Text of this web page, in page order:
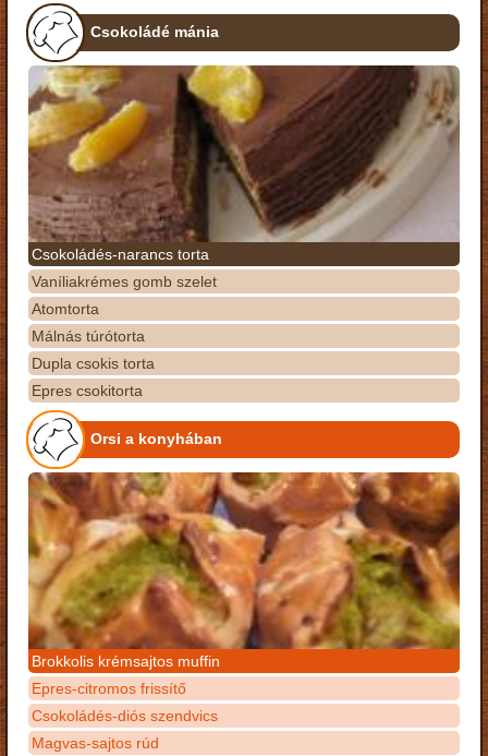
Csokoládé mánia
Csokoládés-narancs torta
Vaníliakrémes gomb szelet
Atomtorta
Málnás túrótorta
Dupla csokis torta
Epres csokitorta
Orsi a konyhában
Brokkolis krémsajtos muffin
Epres-citromos frissítő
Csokoládés-diós szendvics
Magvas-sajtos rúd